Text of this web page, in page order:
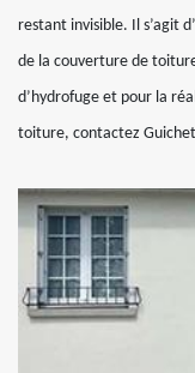
restant invisible. Il s’agit
de la couverture de
d’hydrofuge et pour la
toiture, contactez Guichet